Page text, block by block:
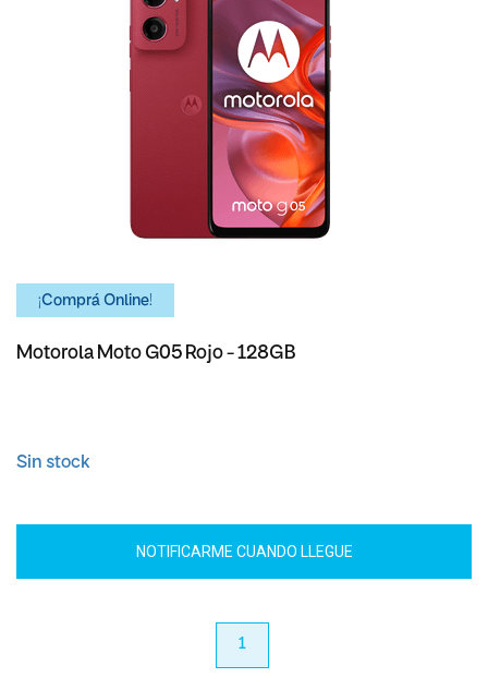
¡Comprá Online!
Motorola Moto G05 Rojo - 128GB
Sin stock
NOTIFICARME CUANDO LLEGUE
1